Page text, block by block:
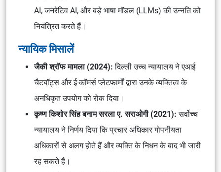
AI, जनरेटिव AI, और बड़े भाषा मॉडल (LLMs) की उन्नति को
नियंत्रित करते हैं।
न्यायिक मिसालें
जैकी श्रॉफ मामला (2024): दिल्ली उच्च न्यायालय ने एआई
चैटबॉट्स और ई-कॉमर्स प्लेटफार्मों द्वारा उनके व्यक्तित्व के
अनधिकृत उपयोग को रोक दिया।
कृष्ण किशोर सिंह बनाम सरला ए. सराओगी (2021): सर्वोच्च
न्यायालय ने निर्णय दिया कि प्रचार अधिकार गोपनीयता
अधिकारों से अलग होते हैं और व्यक्ति के निधन के बाद भी जारी
रह सकते हैं।